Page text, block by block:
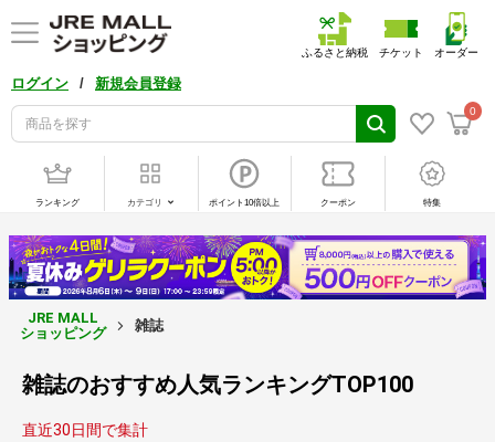
ログイン / 新規会員登録
0
ふるさと納税 チケット オーダー
ランキング カテゴリ ポイント10倍以上 クーポン 特集
JRE MALL
ショッピング
雑誌
雑誌のおすすめ人気ランキングTOP100
直近30日間で集計